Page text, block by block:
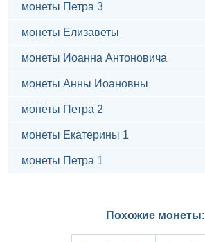
монеты Петра 3
монеты Елизаветы
монеты Иоанна Антоновича
монеты Анны Иоановны
монеты Петра 2
монеты Екатерины 1
монеты Петра 1
Похожие монеты: